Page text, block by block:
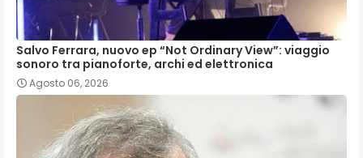
Salvo Ferrara, nuovo ep “Not Ordinary View”: viaggio
sonoro tra pianoforte, archi ed elettronica
Agosto 06, 2026